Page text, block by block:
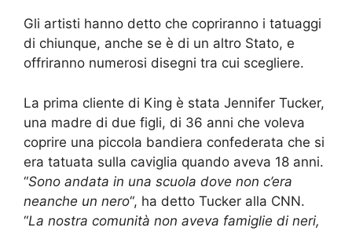
Gli artisti hanno detto che copriranno i tatuaggi
di chiunque, anche se è di un altro Stato, e
offriranno numerosi disegni tra cui scegliere.
La prima cliente di King è stata Jennifer Tucker,
una madre di due figli, di 36 anni che voleva
coprire una piccola bandiera confederata che si
era tatuata sulla caviglia quando aveva 18 anni.
“Sono andata in una scuola dove non c’era
neanche un nero“, ha detto Tucker alla CNN.
“La nostra comunità non aveva famiglie di neri,